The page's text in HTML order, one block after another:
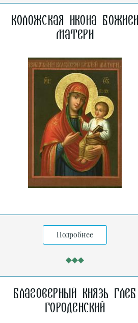
Коложская икона
Матери
Подробнее
Благоверный князь Глеб
Городенский